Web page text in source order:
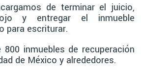
de terminar el juicio,
y entregar el inmueble
para escriturar.
inmuebles de recuperación
de México y alrededores.